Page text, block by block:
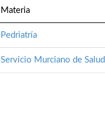
Materia
Pedriatría
Servicio Murciano de Salud